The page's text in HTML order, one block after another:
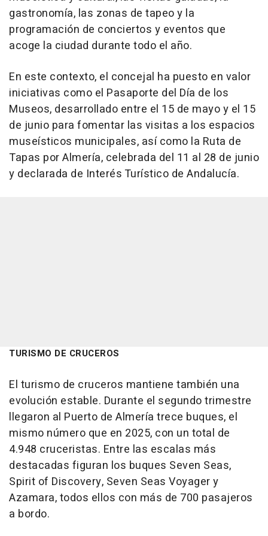
gastronomía, las zonas de tapeo y la
programación de conciertos y eventos que
acoge la ciudad durante todo el año.
En este contexto, el concejal ha puesto en valor
iniciativas como el Pasaporte del Día de los
Museos, desarrollado entre el 15 de mayo y el 15
de junio para fomentar las visitas a los espacios
museísticos municipales, así como la Ruta de
Tapas por Almería, celebrada del 11 al 28 de junio
y declarada de Interés Turístico de Andalucía.
TURISMO DE CRUCEROS
El turismo de cruceros mantiene también una
evolución estable. Durante el segundo trimestre
llegaron al Puerto de Almería trece buques, el
mismo número que en 2025, con un total de
4.948 cruceristas. Entre las escalas más
destacadas figuran los buques Seven Seas,
Spirit of Discovery, Seven Seas Voyager y
Azamara, todos ellos con más de 700 pasajeros
a bordo.